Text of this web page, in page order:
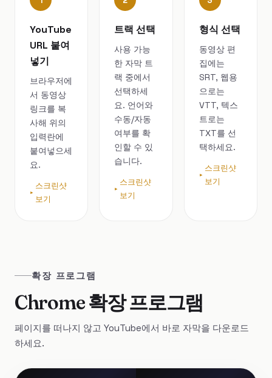
YouTube
URL 붙여
넣기
브라우저에
서 동영상
링크를 복
사해 위의
입력란에
붙여넣으세
요.
스크린샷
보기
트랙 선택
사용 가능
한 자막 트
랙 중에서
선택하세
요. 언어와
수동/자동
여부를 확
인할 수 있
습니다.
스크린샷
보기
형식 선택
동영상 편
집에는
SRT, 웹용
으로는
VTT, 텍스
트로는
TXT를 선
택하세요.
스크린샷
보기
확장 프로그램
Chrome 확장 프로그램
페이지를 떠나지 않고 YouTube에서 바로 자막을 다운로드
하세요.